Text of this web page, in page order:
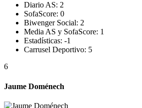
Diario AS: 2
SofaScore: 0
Biwenger Social: 2
Media AS y SofaScore: 1
Estadísticas: -1
Carrusel Deportivo: 5
6
Jaume Doménech